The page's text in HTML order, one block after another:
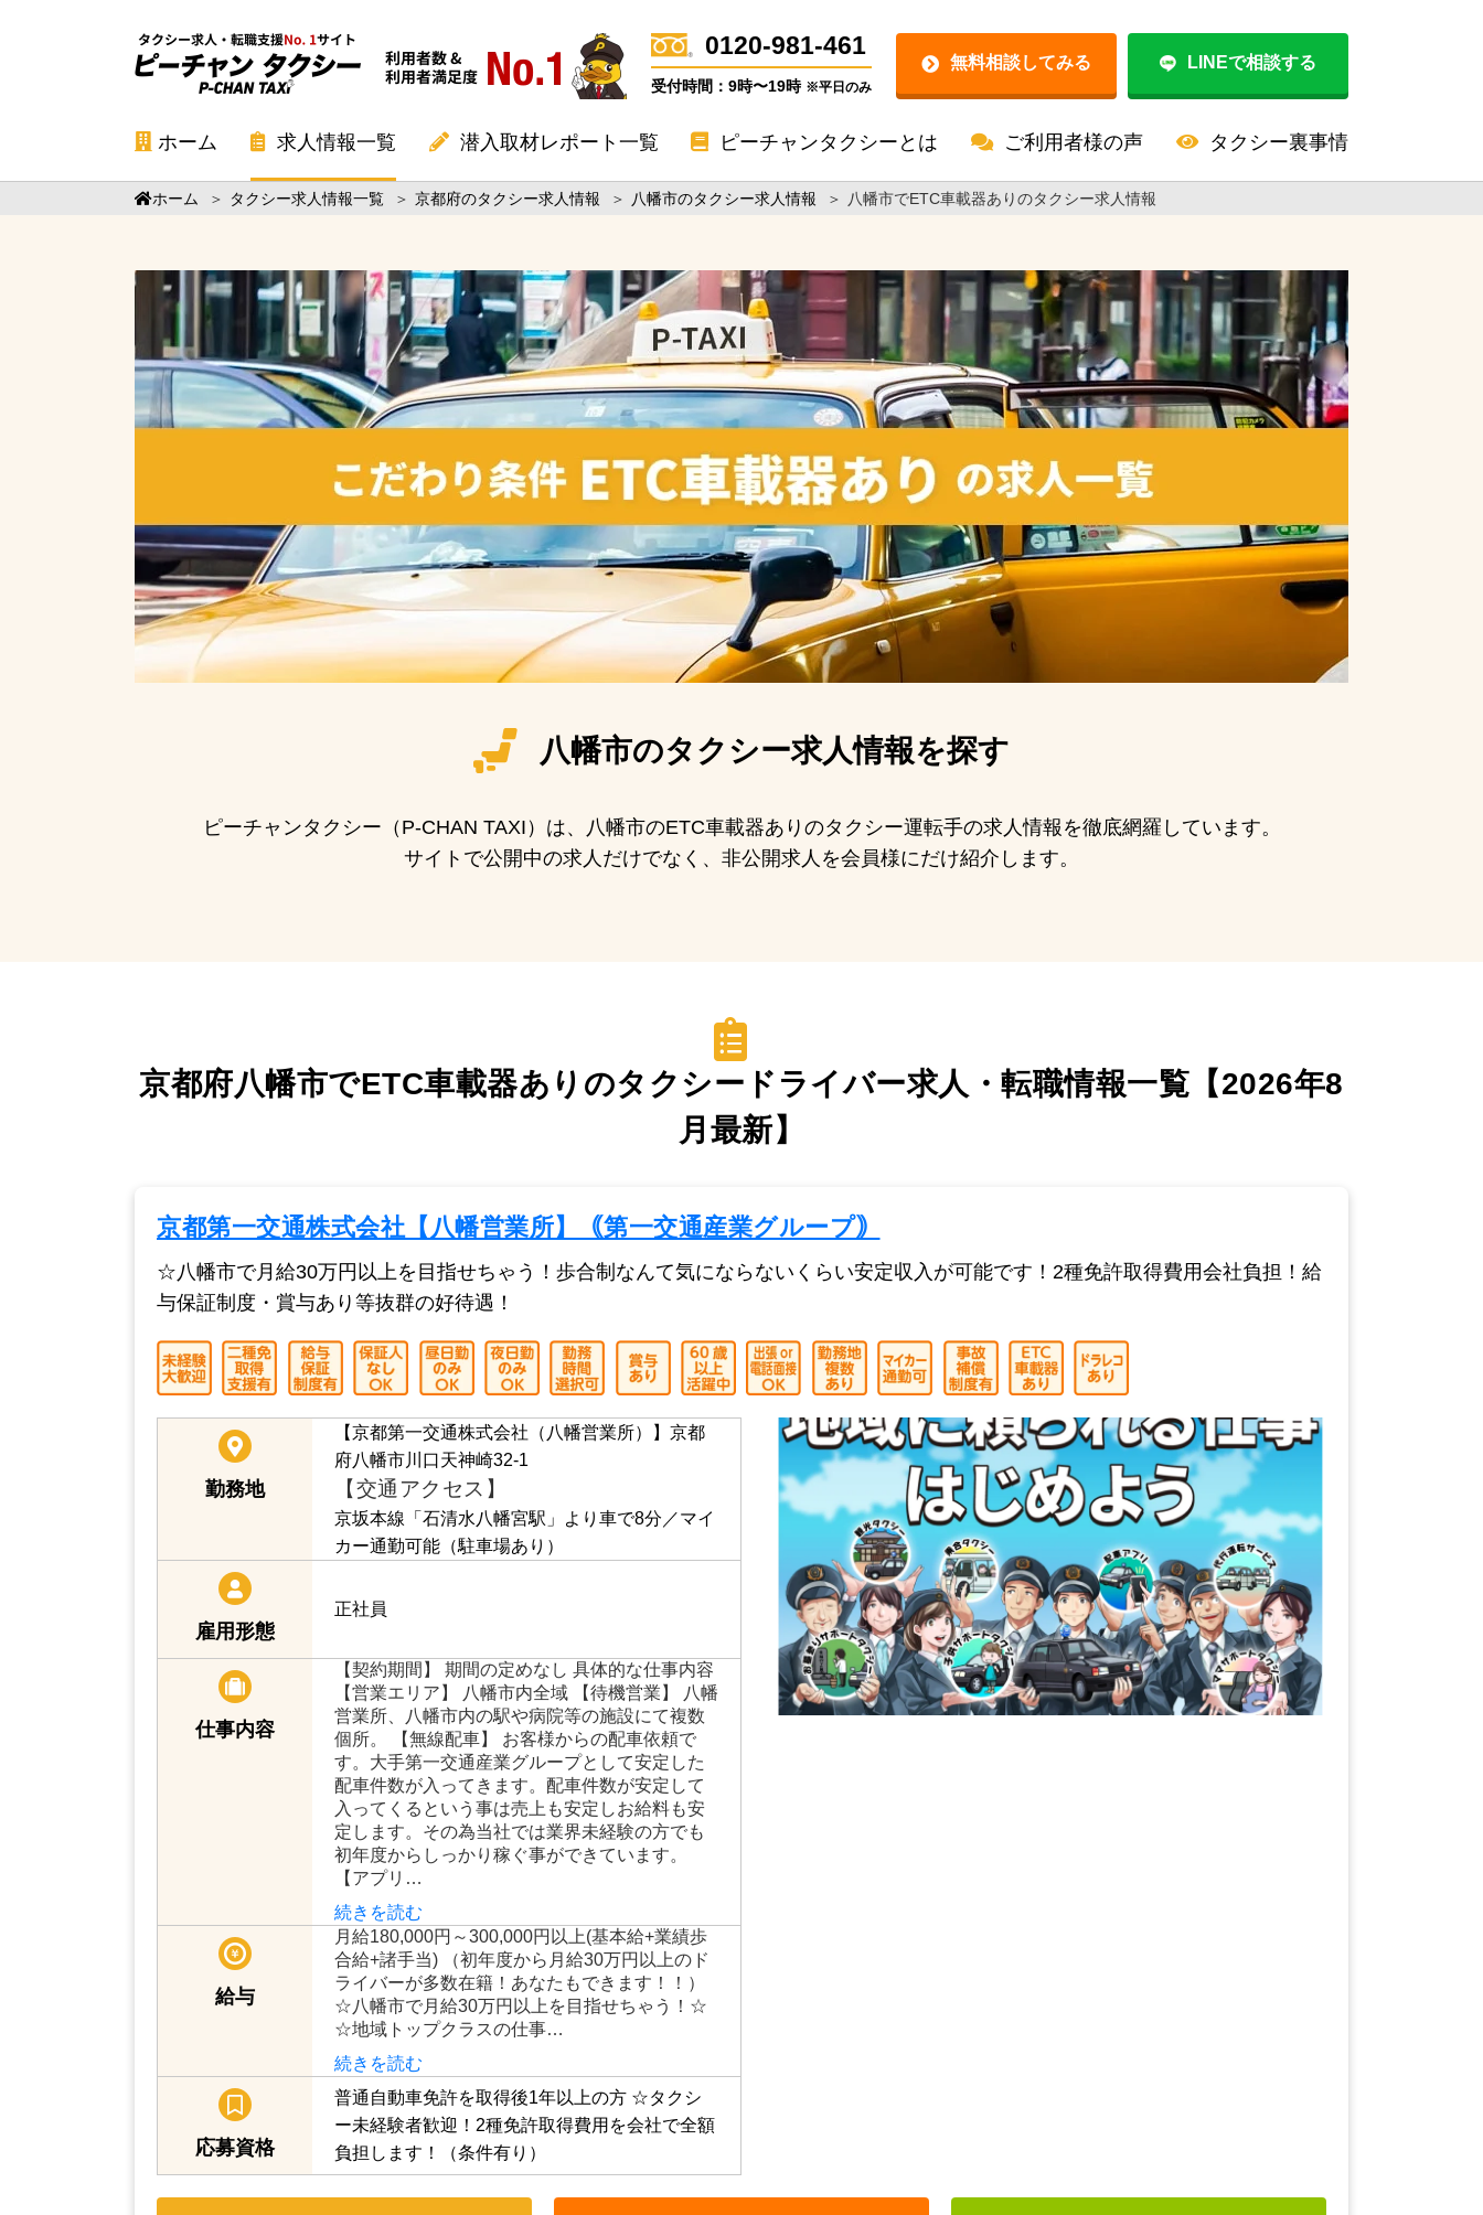
0120-981-461
受付時間：9時〜19時 ※平日のみ
無料相談してみる LINEで相談する
ホーム 求人情報一覧 潜入取材レポート一覧 ピーチャンタクシーとは ご利用者様の声 タクシー裏事情
ホーム ＞ タクシー求人情報一覧 ＞ 京都府のタクシー求人情報 ＞ 八幡市のタクシー求人情報 ＞ 八幡市でETC車載器ありのタクシー求人情報
八幡市のタクシー求人情報を探す
ピーチャンタクシー（P-CHAN TAXI）は、八幡市のETC車載器ありのタクシー運転手の求人情報を徹底網羅しています。
サイトで公開中の求人だけでなく、非公開求人を会員様にだけ紹介します。
京都府八幡市でETC車載器ありのタクシードライバー求人・転職情報一覧【2026年8
月最新】
京都第一交通株式会社【八幡営業所】｟第一交通産業グループ｠
☆八幡市で月給30万円以上を目指せちゃう！歩合制なんて気にならないくらい安定収入が可能です！2種免許取得費用会社負担！給
与保証制度・賞与あり等抜群の好待遇！
勤務地
【京都第一交通株式会社（八幡営業所）】京都
府八幡市川口天神崎32-1
【交通アクセス】
京坂本線「石清水八幡宮駅」より車で8分／マイ
カー通勤可能（駐車場あり）
雇用形態
正社員
仕事内容
【契約期間】 期間の定めなし 具体的な仕事内容
【営業エリア】 八幡市内全域 【待機営業】 八幡
営業所、八幡市内の駅や病院等の施設にて複数
個所。 【無線配車】 お客様からの配車依頼で
す。大手第一交通産業グループとして安定した
配車件数が入ってきます。配車件数が安定して
入ってくるという事は売上も安定しお給料も安
定します。その為当社では業界未経験の方でも
初年度からしっかり稼ぐ事ができています。
【アプリ…
続きを読む
給与
月給180,000円～300,000円以上(基本給+業績歩
合給+諸手当) （初年度から月給30万円以上のド
ライバーが多数在籍！あなたもできます！！）
☆八幡市で月給30万円以上を目指せちゃう！☆
☆地域トップクラスの仕事…
続きを読む
応募資格
普通自動車免許を取得後1年以上の方 ☆タクシ
ー未経験者歓迎！2種免許取得費用を会社で全額
負担します！（条件有り）